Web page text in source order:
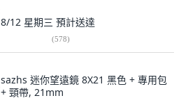
8/12 星期三 預計送達
(578)
sazhs 迷你望遠鏡 8X21 黑色 + 專用包
+ 頸帶, 21mm